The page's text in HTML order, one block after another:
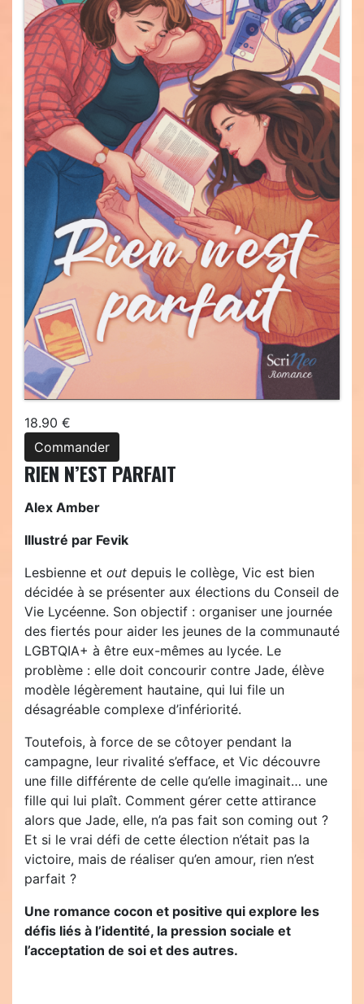
18.90 €
Commander
RIEN N’EST PARFAIT
Alex Amber
Illustré par Fevik
Lesbienne et out depuis le collège, Vic est bien
décidée à se présenter aux élections du Conseil de
Vie Lycéenne. Son objectif : organiser une journée
des fiertés pour aider les jeunes de la communauté
LGBTQIA+ à être eux-mêmes au lycée. Le
problème : elle doit concourir contre Jade, élève
modèle légèrement hautaine, qui lui file un
désagréable complexe d’infériorité.
Toutefois, à force de se côtoyer pendant la
campagne, leur rivalité s’efface, et Vic découvre
une fille différente de celle qu’elle imaginait… une
fille qui lui plaît. Comment gérer cette attirance
alors que Jade, elle, n’a pas fait son coming out ?
Et si le vrai défi de cette élection n’était pas la
victoire, mais de réaliser qu’en amour, rien n’est
parfait ?
Une romance cocon et positive qui explore les
défis liés à l’identité, la pression sociale et
l’acceptation de soi et des autres.